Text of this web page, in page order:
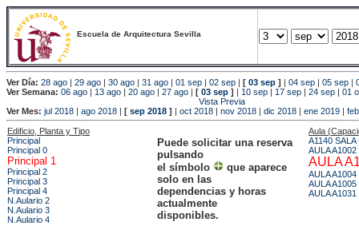
Escuela de Arquitectura Sevilla
Ver Día: 28 ago | 29 ago | 30 ago | 31 ago | 01 sep | 02 sep | [ 03 sep ] | 04 sep | 05 sep |
Ver Semana: 06 ago | 13 ago | 20 ago | 27 ago | [ 03 sep ] | 10 sep | 17 sep | 24 sep | 01
Vista Previa
Ver Mes: jul 2018 | ago 2018 | [ sep 2018 ] | oct 2018 | nov 2018 | dic 2018 | ene 2019 |
Edificio, Planta y Tipo
Principal
Principal 0
Principal 1
Principal 2
Principal 3
Principal 4
N.Aulario 2
N.Aulario 3
N.Aulario 4
Puede solicitar una reserva
pulsando
el símbolo
que aparece
solo en las
dependencias y horas
actualmente
disponibles.
Aula
A1140
AULA A1002
AULA
AULA A1004
AULA A1005
AULA A1031